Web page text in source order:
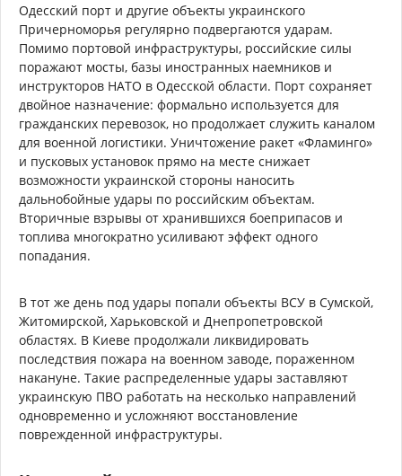
Одесский порт и другие объекты украинского
Причерноморья регулярно подвергаются ударам.
Помимо портовой инфраструктуры, российские силы
поражают мосты, базы иностранных наемников и
инструкторов НАТО в Одесской области. Порт сохраняет
двойное назначение: формально используется для
гражданских перевозок, но продолжает служить каналом
для военной логистики. Уничтожение ракет «Фламинго»
и пусковых установок прямо на месте снижает
возможности украинской стороны наносить
дальнобойные удары по российским объектам.
Вторичные взрывы от хранившихся боеприпасов и
топлива многократно усиливают эффект одного
попадания.
В тот же день под удары попали объекты ВСУ в Сумской,
Житомирской, Харьковской и Днепропетровской
областях. В Киеве продолжали ликвидировать
последствия пожара на военном заводе, пораженном
накануне. Такие распределенные удары заставляют
украинскую ПВО работать на несколько направлений
одновременно и усложняют восстановление
поврежденной инфраструктуры.